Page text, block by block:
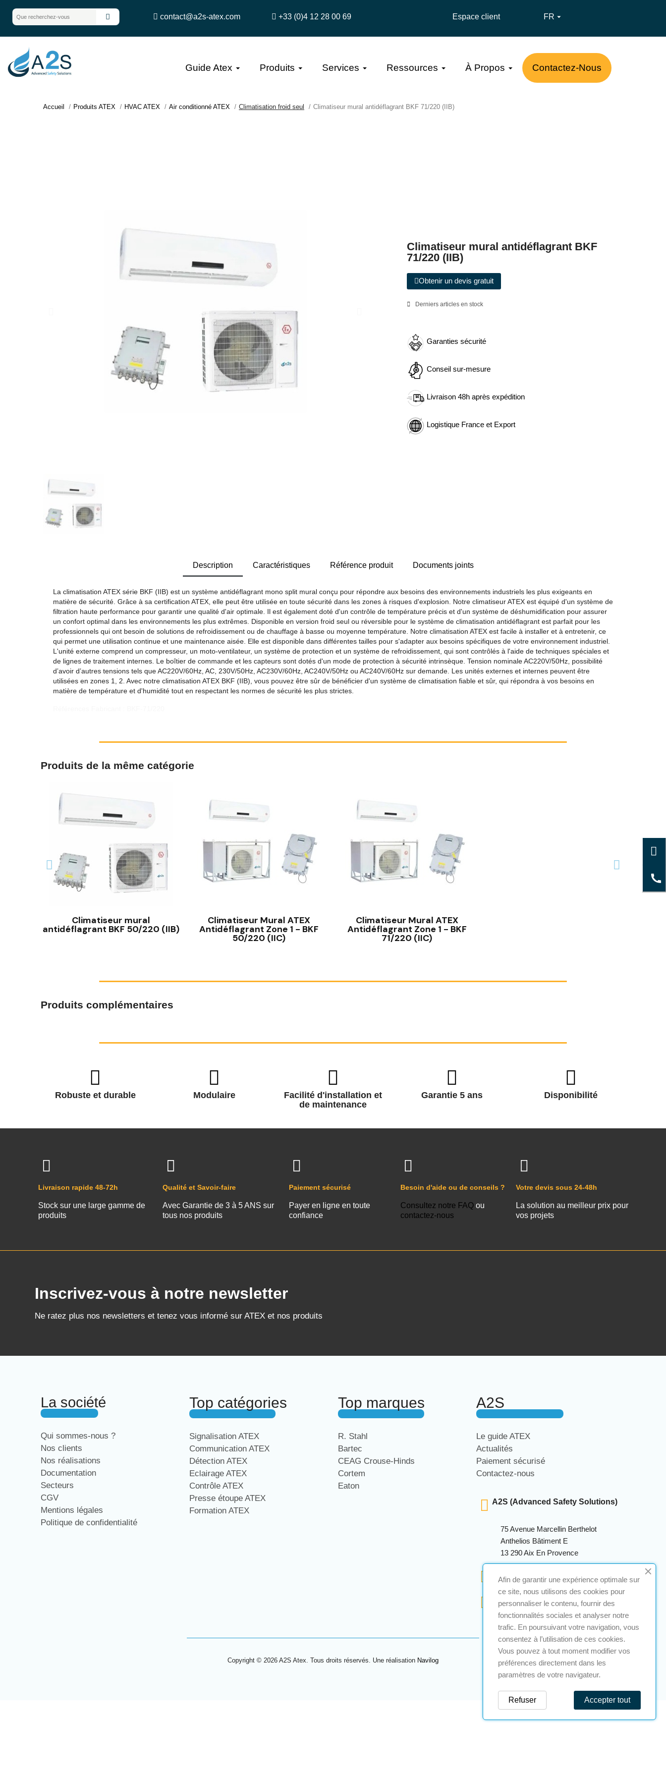
contact@a2s-atex.com +33 (0)4 12 28 00 69 Espace client FR 
Guide Atex Produits Services Ressources À Propos Contactez-Nous
Accueil Produits ATEX HVAC ATEX Air conditionné ATEX Climatisation froid seul Climatiseur mural antidéflagrant BKF 71/220 (IIB)
Climatiseur mural antidéflagrant BKF
71/220 (IIB)
Obtenir un devis gratuit
Derniers articles en stock
Garanties sécurité
Conseil sur-mesure
Livraison 48h après expédition
Logistique France et Export
Description Caractéristiques Référence produit Documents joints
La climatisation ATEX série BKF (IIB) est un système antidéflagrant mono split mural conçu pour répondre aux besoins des environnements industriels les plus exigeants en
matière de sécurité. Grâce à sa certification ATEX, elle peut être utilisée en toute sécurité dans les zones à risques d'explosion. Notre climatiseur ATEX est équipé d'un système de
filtration haute performance pour garantir une qualité d'air optimale. Il est également doté d'un contrôle de température précis et d'un système de déshumidification pour assurer
un confort optimal dans les environnements les plus extrêmes. Disponible en version froid seul ou réversible pour le système de climatisation antidéflagrant est parfait pour les
professionnels qui ont besoin de solutions de refroidissement ou de chauffage à basse ou moyenne température. Notre climatisation ATEX est facile à installer et à entretenir, ce
qui permet une utilisation continue et une maintenance aisée. Elle est disponible dans différentes tailles pour s'adapter aux besoins spécifiques de votre environnement industriel.
L'unité externe comprend un compresseur, un moto-ventilateur, un système de protection et un système de refroidissement, qui sont contrôlés à l'aide de techniques spéciales et
de lignes de traitement internes. Le boîtier de commande et les capteurs sont dotés d'un mode de protection à sécurité intrinsèque. Tension nominale AC220V/50Hz, possibilité
dʼavoir dʼautres tensions tels que AC220V/60Hz, AC, 230V/50Hz, AC230V/60Hz, AC240V/50Hz ou AC240V/60Hz sur demande. Les unités externes et internes peuvent être
utilisées en zones 1, 2. Avec notre climatisation ATEX BKF (IIB), vous pouvez être sûr de bénéficier d'un système de climatisation fiable et sûr, qui répondra à vos besoins en
matière de température et d'humidité tout en respectant les normes de sécurité les plus strictes.
Produits de la même catégorie
Climatiseur mural
antidéflagrant BKF 50/220 (IIB)
Climatiseur Mural ATEX
Antidéflagrant Zone 1 - BKF
50/220 (IIC)
Climatiseur Mural ATEX
Antidéflagrant Zone 1 - BKF
71/220 (IIC)
Produits complémentaires
Robuste et durable Modulaire
Facilité d'installation et
de maintenance
Garantie 5 ans Disponibilité
Livraison rapide 48-72h
Stock sur une large gamme de
produits
Qualité et Savoir-faire
Avec Garantie de 3 à 5 ANS sur
tous nos produits
Paiement sécurisé
Payer en ligne en toute
confiance
Besoin d'aide ou de conseils ?
Consultez notre FAQou
contactez-nous
Votre devis sous 24-48h
La solution au meilleur prix pour
vos projets
Inscrivez-vous à notre newsletter
Ne ratez plus nos newsletters et tenez vous informé sur ATEX et nos produits
La société
Qui sommes-nous ?
Nos clients
Nos réalisations
Documentation
Secteurs
CGV
Mentions légales
Politique de confidentialité
Top catégories
Signalisation ATEX
Communication ATEX
Détection ATEX
Eclairage ATEX
Contrôle ATEX
Presse étoupe ATEX
Formation ATEX
Top marques
R. Stahl
Bartec
CEAG Crouse-Hinds
Cortem
Eaton
A2S
Le guide ATEX
Actualités
Paiement sécurisé
Contactez-nous
A2S (Advanced Safety Solutions)
75 Avenue Marcellin Berthelot
Anthelios Bâtiment E
13 290 Aix En Provence
Copyright © 2026 A2S Atex. Tous droits réservés. Une réalisation Navilog
Afin de garantir une expérience optimale sur
ce site, nous utilisons des cookies pour
personnaliser le contenu, fournir des
fonctionnalités sociales et analyser notre
trafic. En poursuivant votre navigation, vous
consentez à l’utilisation de ces cookies.
Vous pouvez à tout moment modifier vos
préférences directement dans les
paramètres de votre navigateur.
Accepter tout
Refuser